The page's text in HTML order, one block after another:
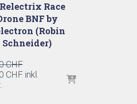
Relectrix Race
BNF by
(Robin
Schneider)
CHFUrsprünglicher
Preis
CHFAktueller
inkl.